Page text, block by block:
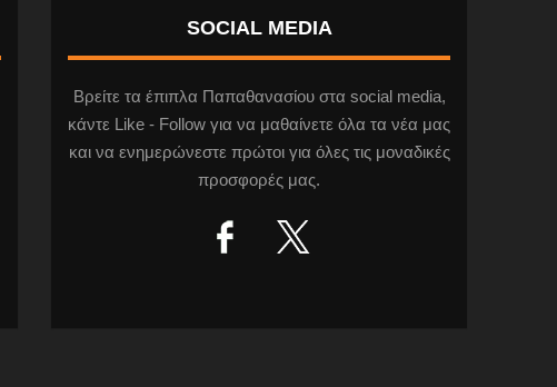
SOCIAL MEDIA
Βρείτε τα έπιπλα Παπαθανασίου στα social media,
κάντε Like - Follow για να μαθαίνετε όλα τα νέα μας
και να ενημερώνεστε πρώτοι για όλες τις μοναδικές
προσφορές μας.